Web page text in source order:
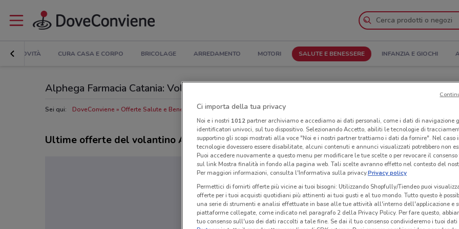
NOVITÀ CURA CASA E CORPO BRICOLAGE ARREDAMENTO MOTORI SALUTE E BENESSERE INFANZIA E GIOCHI
Alphega Farmacia Catania: Volantino, Orari di apertura e Indirizzi
Sei qui: DoveConviene Offerte Salute e Benessere a Catania Negozi Alphega Farmacia a Catania
Ultime offerte del volantino Alphega Farmacia
Ci importa della tua privacy
Noi e i nostri 1012partner archiviamo e accediamo ai dati personali, come i dati di navigazione
identificatori univoci, sul tuo dispositivo. Selezionando Accetto, abiliti le tecnologie di
supportino gli scopi mostrati alla voce "Noi e i nostri partner trattiamo i dati da fornire". Nel caso
tecnologie dovessero essere disabilitate, alcuni contenuti e annunci visualizzati potrebbero non
Puoi accedere nuovamente a questo menu per modificare le tue scelte o per revocare il
sul link Mostra finalità in fondo alla pagina web. Tali scelte avranno effetto nel contesto del
Per maggiori informazioni, consulta l'Informativa sulla privacy.Privacy policy
Permettici di fornirti offerte più vicine ai tuoi bisogni: Utilizzando Shopfully/Tiendeo puoi
offerte per i tuoi acquisti quotidiani più attinenti ai tuoi gusti e al tuo mondo. Tutto questo è
una serie di strumenti e analisi effettuate in base alle tue attività all'interno dell'applicazione e
piattaforme collegate, come indicato nel paragrafo 2 della Privacy Policy. Per fare questo,
tuo consenso sull'uso dei dati raccolti a tale fine. Se dai il tuo consenso condivideremo i tuoi dati